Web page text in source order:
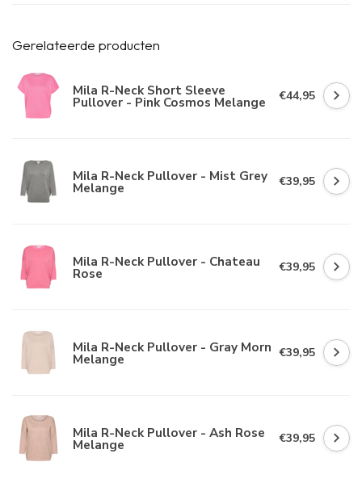
Gerelateerde producten
Mila R-Neck Short Sleeve
Pullover - Pink Cosmos Melange €44,95
Mila R-Neck Pullover - Mist Grey
Melange €39,95
Mila R-Neck Pullover - Chateau
Rose €39,95
Mila R-Neck Pullover - Gray Morn
Melange €39,95
Mila R-Neck Pullover - Ash Rose
Melange €39,95